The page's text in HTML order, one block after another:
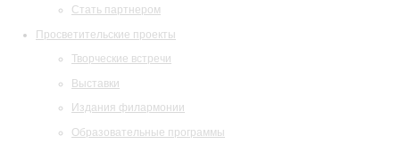
Стать партнером
Просветительские проекты
Творческие встречи
Выставки
Издания филармонии
Образовательные программы